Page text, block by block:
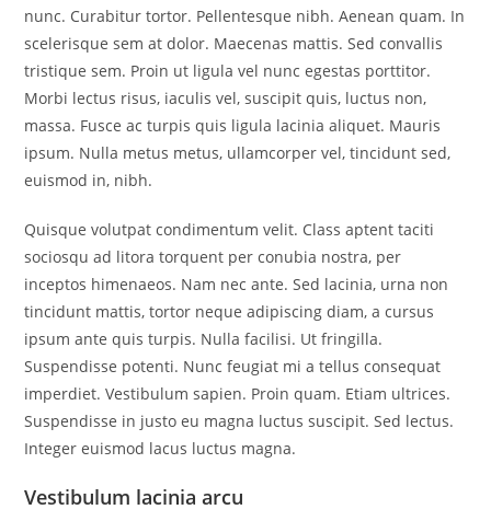
nunc. Curabitur tortor. Pellentesque nibh. Aenean quam. In
scelerisque sem at dolor. Maecenas mattis. Sed convallis
tristique sem. Proin ut ligula vel nunc egestas porttitor.
Morbi lectus risus, iaculis vel, suscipit quis, luctus non,
massa. Fusce ac turpis quis ligula lacinia aliquet. Mauris
ipsum. Nulla metus metus, ullamcorper vel, tincidunt sed,
euismod in, nibh.
Quisque volutpat condimentum velit. Class aptent taciti
sociosqu ad litora torquent per conubia nostra, per
inceptos himenaeos. Nam nec ante. Sed lacinia, urna non
tincidunt mattis, tortor neque adipiscing diam, a cursus
ipsum ante quis turpis. Nulla facilisi. Ut fringilla.
Suspendisse potenti. Nunc feugiat mi a tellus consequat
imperdiet. Vestibulum sapien. Proin quam. Etiam ultrices.
Suspendisse in justo eu magna luctus suscipit. Sed lectus.
Integer euismod lacus luctus magna.
Vestibulum lacinia arcu